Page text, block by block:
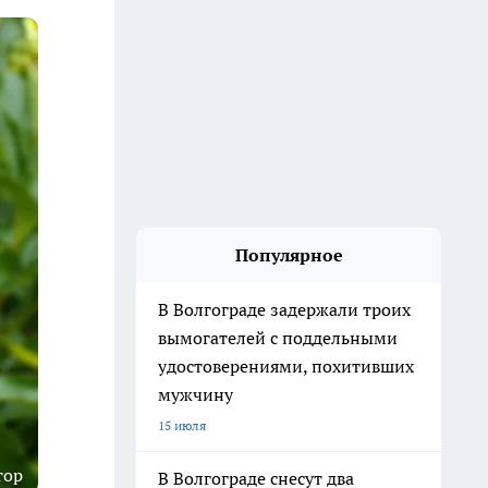
Популярное
В Волгограде задержали троих
вымогателей с поддельными
удостоверениями, похитивших
мужчину
15 июля
В Волгограде снесут два